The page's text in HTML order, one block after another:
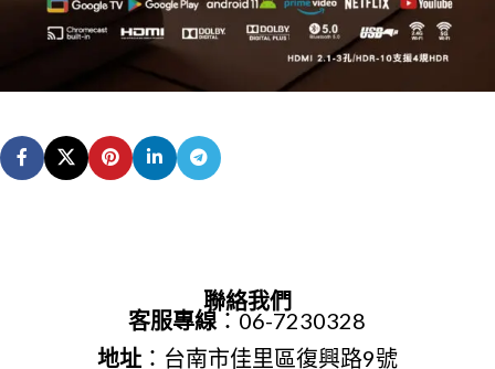
聯絡我們
客服專線：06-7230328
地址：台南市佳里區復興路9號